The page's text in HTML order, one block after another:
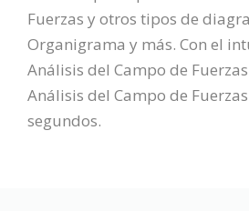
Fuerzas y otros tipos de
Organigrama y más. Con el
Análisis del Campo de
Análisis del Campo de
segundos.